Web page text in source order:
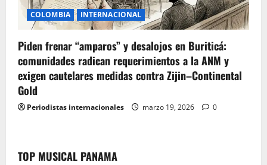
COLOMBIA INTERNACIONAL
Piden frenar “amparos” y desalojos en Buriticá:
comunidades radican requerimientos a la ANM y
exigen cautelares medidas contra Zijin–Continental
Gold
Periodistas internacionales marzo 19, 2026 0
TOP MUSICAL PANAMA